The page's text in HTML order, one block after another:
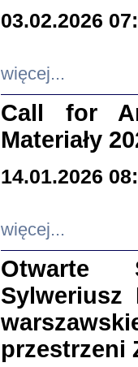
03.02.2026
więcej...
Call for
Materiały
14.01.2026
więcej...
Otwarte
Sylweriusz
przestrzeni